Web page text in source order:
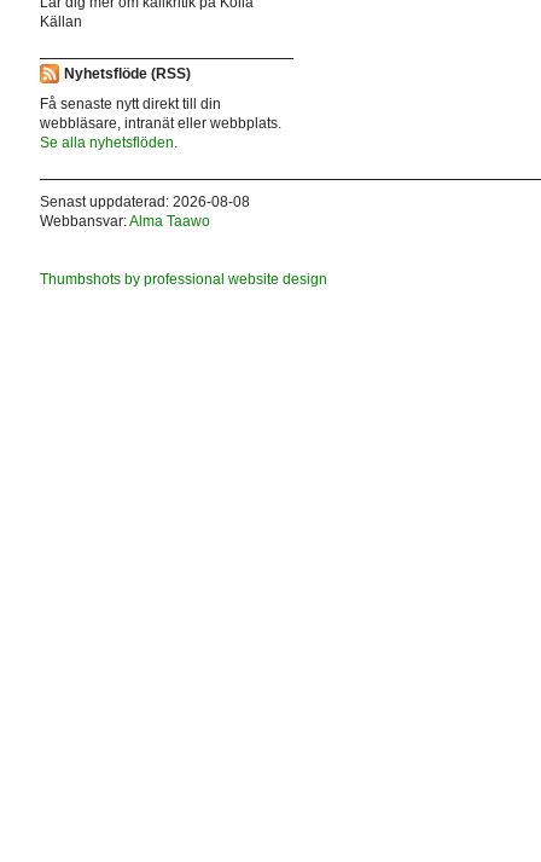
Källan
Nyhetsflöde (RSS)
Få senaste nytt direkt till din
webbläsare, intranät eller webbplats.
Se alla nyhetsflöden.
Senast uppdaterad: 2026-08-08
Webbansvar:Alma Taawo
Thumbshots by professional website design